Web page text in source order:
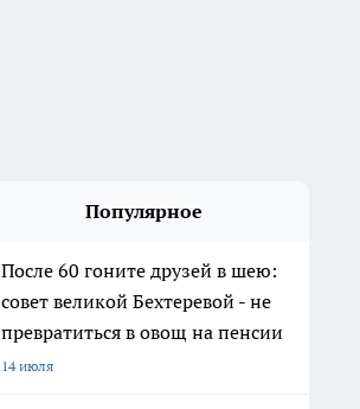
Популярное
После 60 гоните друзей в шею:
совет великой Бехтеревой - не
превратиться в овощ на пенсии
14 июля